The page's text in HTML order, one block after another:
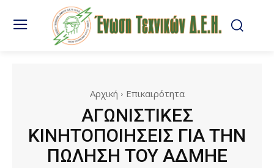
Αρχική Επικαιρότητα
ΑΓΩΝΙΣΤΙΚΕΣ
ΚΙΝΗΤΟΠΟΙΗΣΕΙΣ ΓΙΑ ΤΗΝ
ΠΩΛΗΣΗ ΤΟΥ ΑΔΜΗΕ